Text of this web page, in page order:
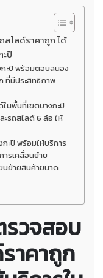
สไลด์ราคาถูก ได้
ปิ
กะปิ พร้อมตอบสนอง
ที่มีประสิทธิภาพ
นพื้นที่เขตบางกะปิ
ะรถสไลด์ 6 ล้อ ให้
ะปิ พร้อมให้บริการ
ารเคลื่อนย้าย
นย้ายสินค้าขนาด
รวจสอบ
าคาถูก